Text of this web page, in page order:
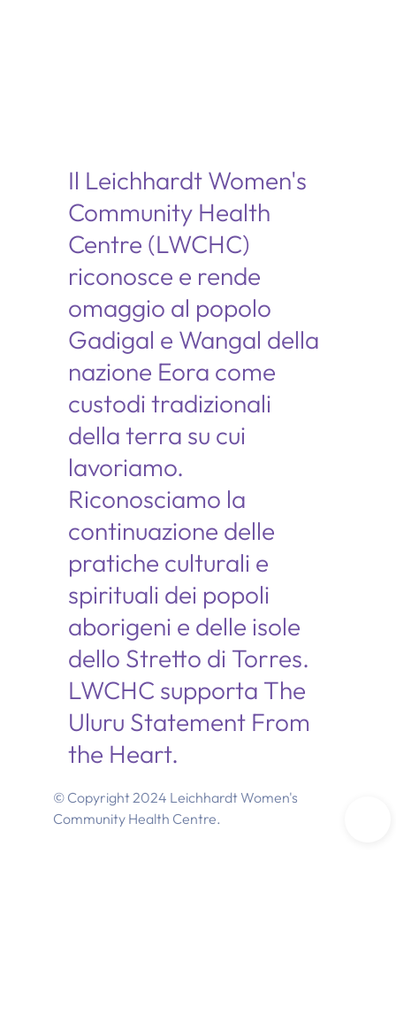
Il Leichhardt Women's
Community Health
Centre (LWCHC)
riconosce e rende
omaggio al popolo
Gadigal e Wangal della
nazione Eora come
custodi tradizionali
della terra su cui
lavoriamo.
Riconosciamo la
continuazione delle
pratiche culturali e
spirituali dei popoli
aborigeni e delle isole
dello Stretto di Torres.
LWCHC supporta The
Uluru Statement From
the Heart.
© Copyright 2024 Leichhardt Women's
Community Health Centre.